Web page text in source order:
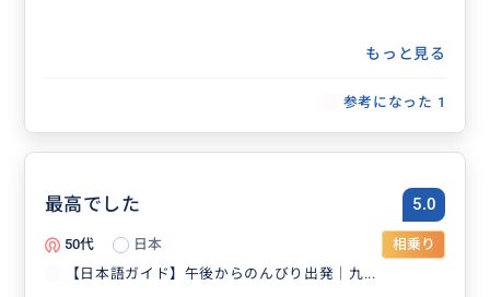
もっと見る
参考になった 1
最高でした 5.0
50代 日本
相乗り
【日本語ガイド】午後からのんびり出発｜九...